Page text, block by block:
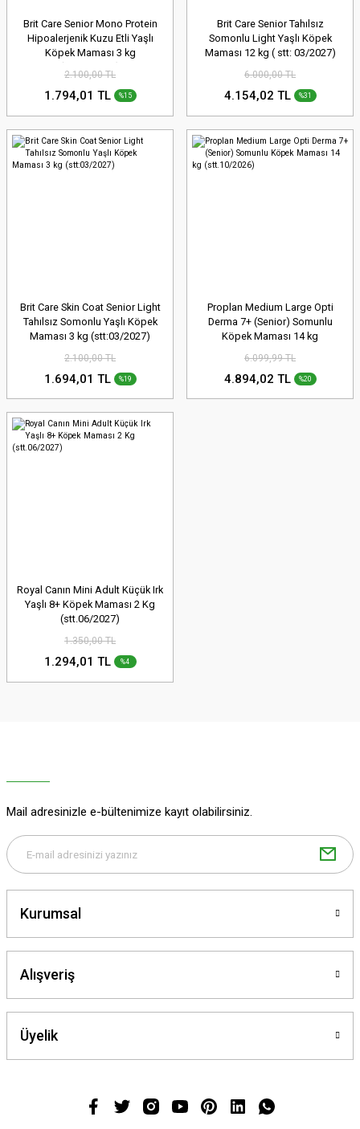
Brit Care Senior Mono Protein
Hipoalerjenik Kuzu Etli Yaşlı
Köpek Maması 3 kg
2.100,00 TL
1.794,01 TL %15
Brit Care Senior Tahılsız
Somonlu Light Yaşlı Köpek
Maması 12 kg ( stt: 03/2027)
6.000,00 TL
4.154,02 TL %31
Brit Care Skin Coat Senior Light
Tahılsız Somonlu Yaşlı Köpek
Maması 3 kg (stt:03/2027)
2.100,00 TL
1.694,01 TL %19
Proplan Medium Large Opti
Derma 7+ (Senior) Somunlu
Köpek Maması 14 kg
6.099,99 TL
4.894,02 TL %20
Royal Canın Mini Adult Küçük Irk
Yaşlı 8+ Köpek Maması 2 Kg
(stt.06/2027)
1.350,00 TL
1.294,01 TL %4
Mail adresinizle e-bültenimize kayıt olabilirsiniz.
Kurumsal
Alışveriş
Üyelik